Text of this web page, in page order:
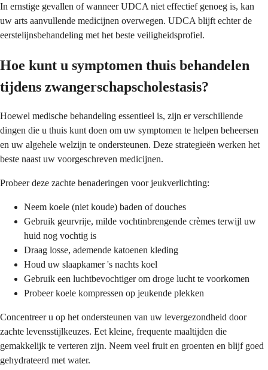
In ernstige gevallen of wanneer UDCA niet effectief genoeg is, kan
uw arts aanvullende medicijnen overwegen. UDCA blijft echter de
eerstelijnsbehandeling met het beste veiligheidsprofiel.
Hoe kunt u symptomen thuis behandelen
tijdens zwangerschapscholestasis?
Hoewel medische behandeling essentieel is, zijn er verschillende
dingen die u thuis kunt doen om uw symptomen te helpen beheersen
en uw algehele welzijn te ondersteunen. Deze strategieën werken het
beste naast uw voorgeschreven medicijnen.
Probeer deze zachte benaderingen voor jeukverlichting:
Neem koele (niet koude) baden of douches
Gebruik geurvrije, milde vochtinbrengende crèmes terwijl uw
huid nog vochtig is
Draag losse, ademende katoenen kleding
Houd uw slaapkamer 's nachts koel
Gebruik een luchtbevochtiger om droge lucht te voorkomen
Probeer koele kompressen op jeukende plekken
Concentreer u op het ondersteunen van uw levergezondheid door
zachte levensstijlkeuzes. Eet kleine, frequente maaltijden die
gemakkelijk te verteren zijn. Neem veel fruit en groenten en blijf goed
gehydrateerd met water.